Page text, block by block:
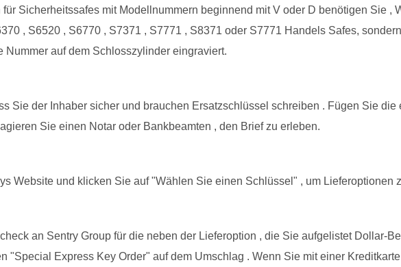
Sicherheitssafes mit Modellnummern beginnend mit V oder D benötigen Sie ,
, S6520 , S6770 , S7371 , S7771 , S8371 oder S7771 Handels Safes,
Nummer auf dem Schlosszylinder eingraviert.
Sie der Inhaber sicher und brauchen Ersatzschlüssel schreiben . Fügen Sie die
Sie einen Notar oder Bankbeamten , den Brief zu erleben.
Website und klicken Sie auf "Wählen Sie einen Schlüssel" , um Lieferoptionen
an Sentry Group für die neben der Lieferoption , die Sie aufgelistet Dollar-
"Special Express Key Order" auf dem Umschlag . Wenn Sie mit einer